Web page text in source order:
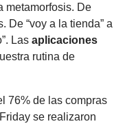
metamorfosis. De
De “voy a la tienda” a
Las aplicaciones
rutina de
76% de las compras
se realizaron